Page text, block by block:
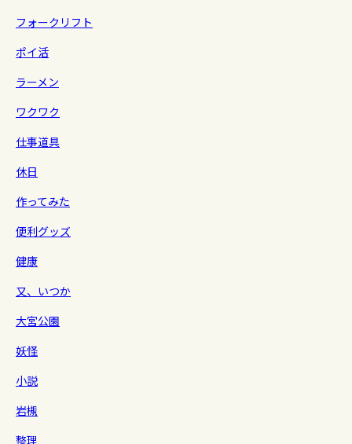
フォークリフト
ポイ活
ラーメン
ワクワク
仕事道具
休日
作ってみた
便利グッズ
健康
又、いつか
大宮公園
妖怪
小説
岩槻
整理